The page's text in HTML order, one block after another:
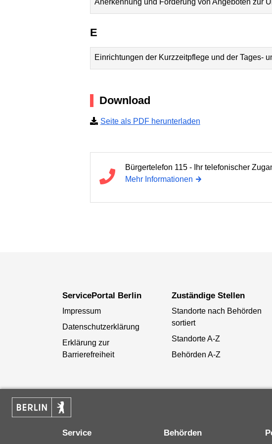
E
Einrichtungen der Kurzzeitpflege und der Tages-
Download
Seite als PDF herunterladen
Bürgertelefon 115 - Ihr telefonischer
Mehr Informationen
ServicePortal Berlin
Impressum
Datenschutzerklärung
Erklärung zur
Barrierefreiheit
Zuständige Stellen
Standorte nach Behörden
sortiert
Standorte A-Z
Behörden A-Z
Service Behörden